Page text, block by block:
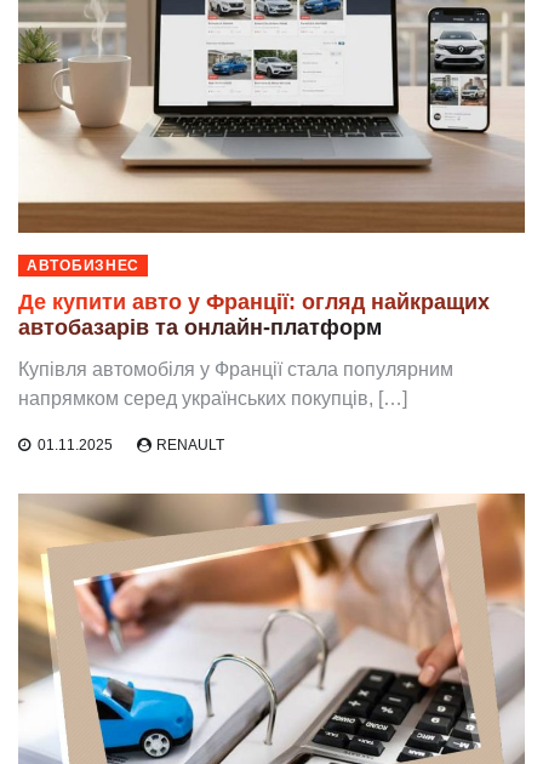
АВТОБИЗНЕС
Де купити авто у Франції: огляд найкращих
автобазарів та онлайн-платформ
Купівля автомобіля у Франції стала популярним
напрямком серед українських покупців, […]
01.11.2025 RENAULT